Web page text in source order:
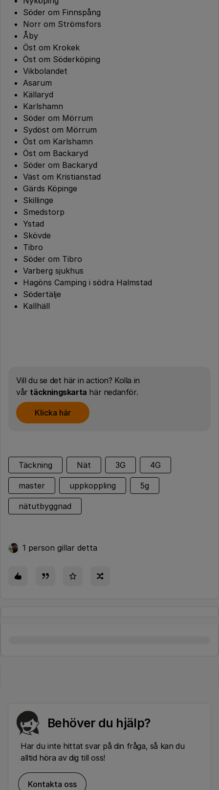
Söder om Finnspång
Norr om Strömsfors
Åby
Öst om Krokek
Öst om Söderköping
Vikbolandet
Asarum
Källaryd
Karlshamn
Söder om Mörrum
Sydöst om Mörrum
Öst om Karlshamn
Öst om Backaryd
Söder om Backaryd
Väst om Kristianstad
Gärds Köpinge
Skillinge
Smedstorp
Ystad
Skövde
Tibro
Söder om Tibro
Varberg sjukhus
Hagöns Camping i södra Halmstad
Södertälje
Kallhäll
Vill du se det här in action? Kolla in
vår täckningskarta här nedanför.
Klicka här
Täckning Nät 3G 4G
master uppkoppling 5g
nätutbyggnad
1 person gillar detta
Behöver du hjälp?
Har du inte hittat svar på din fråga, så kan du
alltid höra av dig till oss!
Kontakta oss